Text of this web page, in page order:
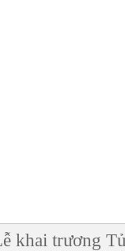
khai trương